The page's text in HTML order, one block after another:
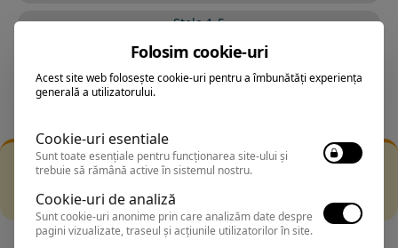
Stele 1-5
Stele 5-1
Filtrarea nu a returnat niciun rezultat
alte fitre.
Folosim cookie-uri
Acest site web folosește cookie-uri pentru a îmbunătăți experiența
generală a utilizatorului.
Cookie-uri esentiale
Sunt toate esențiale pentru funcționarea site-ului și
trebuie să rămână active în sistemul nostru.
Cookie-uri de analiză
Sunt cookie-uri anonime prin care analizăm date despre
pagini vizualizate, traseul și acțiunile utilizatorilor în site.